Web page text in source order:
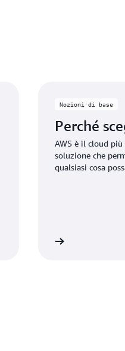
Nozioni di base
Perché
AWS è il cloud
soluzione che
qualsiasi cosa